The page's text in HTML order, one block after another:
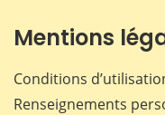
Mentions
Conditions
Renseignements